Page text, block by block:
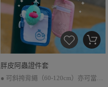
胖皮阿蟲證件套
● 可斜挎背繩（60-120cm）亦可當作